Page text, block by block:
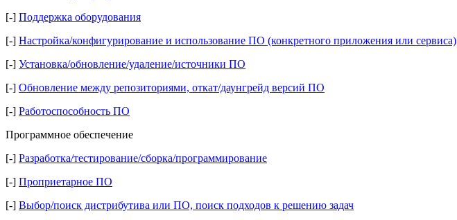
[-] Поддержка оборудования
[-] Настройка/конфигурирование и использование ПО (конкретного приложения или сервиса)
[-] Установка/обновление/удаление/источники ПО
[-] Обновление между репозиториями, откат/даунгрейд версий ПО
[-] Работоспособность ПО
Программное обеспечение
[-] Разработка/тестирование/сборка/программирование
[-] Проприетарное ПО
[-] Выбор/поиск дистрибутива или ПО, поиск подходов к решению задач